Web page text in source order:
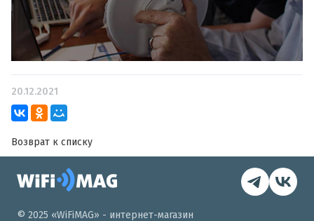
20.12.2021
Возврат к списку
© 2025 «WiFiMAG» - интернет-магазин